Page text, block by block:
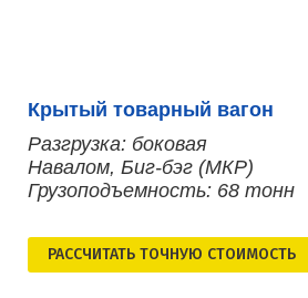
Крытый товарный вагон
Разгрузка: боковая
Навалом, Биг-бэг (МКР)
Грузоподъемность: 68 тонн
РАСCЧИТАТЬ ТОЧНУЮ СТОИМОСТЬ